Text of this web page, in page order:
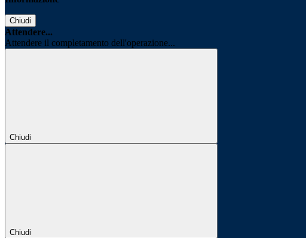
Chiudi
Attendere...
Attendere il completamento dell'operazione...
Chiudi
Chiudi